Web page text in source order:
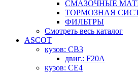
СМАЗОЧНЫЕ
ТОРМОЗНАЯ
ФИЛЬТРЫ
Смотреть весь каталог
ASCOT
кузов: CB3
двиг.: F20A
кузов: CE4